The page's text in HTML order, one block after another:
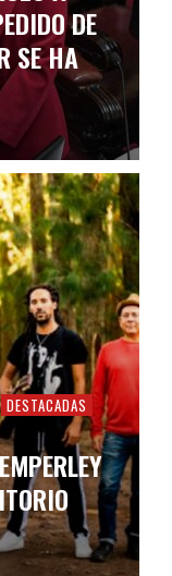
DE
SE HA
DESTACADAS